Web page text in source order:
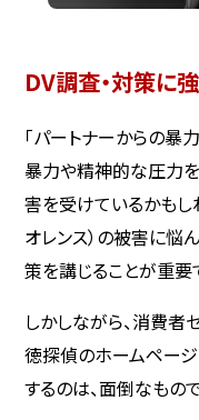
DV調査・対策に
「パートナーからの暴
暴力や精神的な圧力
害を受けているかもし
オレンス）の被害に悩
策を講じることが重要
しかしながら、消費者
徳探偵のホームペー
するのは、面倒なもので